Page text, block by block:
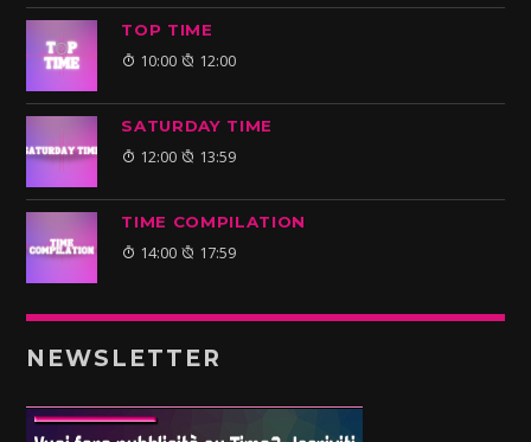
TOP TIME
10:00 12:00
SATURDAY TIME
12:00 13:59
TIME COMPILATION
14:00 17:59
NEWSLETTER